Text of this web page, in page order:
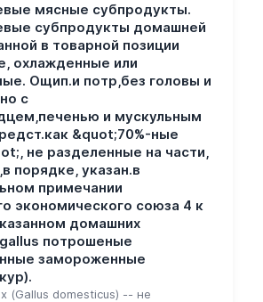
мясные субпродукты.
субпродукты домашней
в товарной позиции
охлажденные или
Ощип.и потр,без головы и
с
и мускульным
&quot;70%-ные
не разделенные на части,
порядке, указан.в
примечании
экономического союза 4 к
домашних
потрошеные
замороженные
(Gallus domesticus) -- не